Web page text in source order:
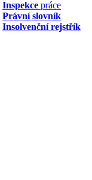
Inspekce práce
Právní slovník
Insolvenčnírejstřík